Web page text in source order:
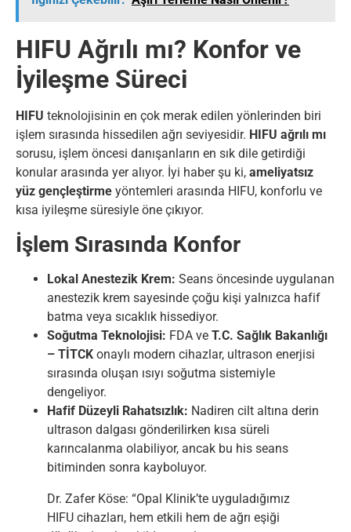
HIFU Ağrılı mı? Konfor ve
İyileşme Süreci
HIFU teknolojisinin en çok merak edilen yönlerinden biri
işlem sırasında hissedilen ağrı seviyesidir. HIFU ağrılı mı
sorusu, işlem öncesi danışanların en sık dile getirdiği
konular arasında yer alıyor. İyi haber şu ki, ameliyatsız
yüz gençleştirme yöntemleri arasında HIFU, konforlu ve
kısa iyileşme süresiyle öne çıkıyor.
İşlem Sırasında Konfor
Lokal Anestezik Krem: Seans öncesinde uygulanan
anestezik krem sayesinde çoğu kişi yalnızca hafif
batma veya sıcaklık hissediyor.
Soğutma Teknolojisi: FDA ve T.C. Sağlık Bakanlığı
– TİTCK onaylı modern cihazlar, ultrason enerjisi
sırasında oluşan ısıyı soğutma sistemiyle
dengeliyor.
Hafif Düzeyli Rahatsızlık: Nadiren cilt altına derin
ultrason dalgası gönderilirken kısa süreli
karıncalanma olabiliyor, ancak bu his seans
bitiminden sonra kayboluyor.
Dr. Zafer Köse: “Opal Klinik’te uyguladığımız
HIFU cihazları, hem etkili hem de ağrı eşiği